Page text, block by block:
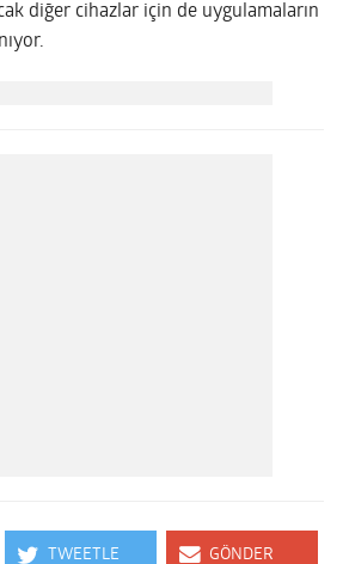
diğer cihazlar için de uygulamaların
TWEETLE GÖNDER